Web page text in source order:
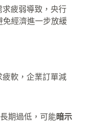
求疲弱導致，央行
免經濟進一步放緩
疲軟，企業訂單減
期過低，可能暗示